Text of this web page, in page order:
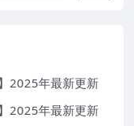
2025年最新更新
2025年最新更新